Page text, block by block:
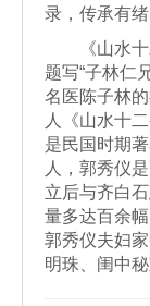
录，传承有绪
《山水十
题写“子林仁
名医陈子林
人《山水十
是民国时期
人，郭秀仪
立后与齐白
量多达百余
郭秀仪夫妇
明珠、闺中秘